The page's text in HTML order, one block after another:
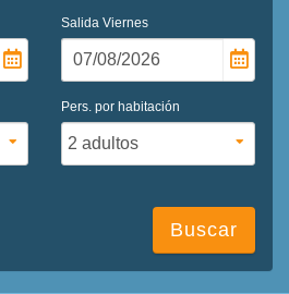
Salida Viernes
Pers. por habitación
Buscar